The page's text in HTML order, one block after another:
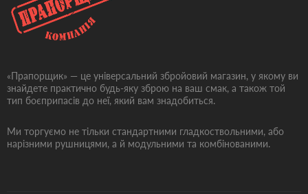
«Прапорщик» — це універсальний збройовий магазин, у якому ви
знайдете практично будь-яку зброю на ваш смак, а також той
тип боєприпасів до неї, який вам знадобиться.
Ми торгуємо не тільки стандартними гладкоствольними, або
нарізними рушницями, а й модульними та комбінованими.